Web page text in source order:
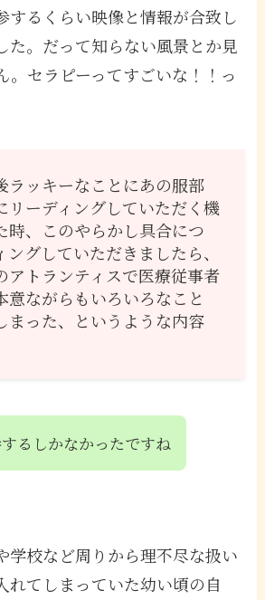
するくらい映像と情報が合致し
た。だって知らない風景とか見
。セラピーってすごいな！！っ
ラッキーなことにあの服部
リーディングしていただく機
時、このやらかし具合につ
ングしていただきましたら、
アトランティスで医療従事者
意ながらもいろいろなこと
まった、というような内容
るしかなかったですね
学校など周りから理不尽な扱い
れてしまっていた幼い頃の自